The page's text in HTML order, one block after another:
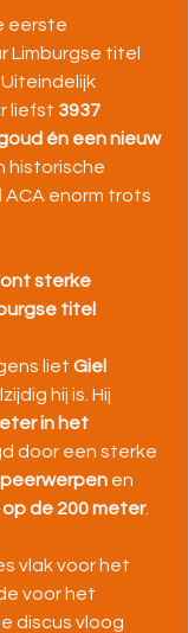
eerste
Limburgse titel
liefst 3937
én een nieuw
historische
enorm trots
sterke
titel
liet Giel
hij is. Hij
in het
door een sterke
en
op de 200 meter.
vlak voor het
voor het
discus vloog